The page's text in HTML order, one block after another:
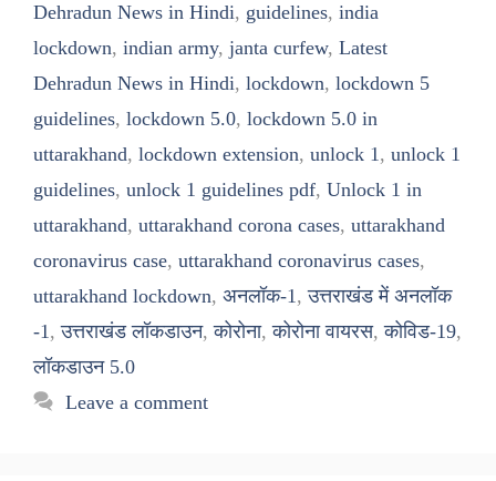
Dehradun News in Hindi, guidelines, india
lockdown, indian army, janta curfew, Latest
Dehradun News in Hindi, lockdown, lockdown 5
guidelines, lockdown 5.0, lockdown 5.0 in
uttarakhand, lockdown extension, unlock 1, unlock 1
guidelines, unlock 1 guidelines pdf, Unlock 1 in
uttarakhand, uttarakhand corona cases, uttarakhand
coronavirus case, uttarakhand coronavirus cases,
uttarakhand lockdown, अनलॉक-1,उत्तराखंड में अनलॉक
-1,उत्तराखंड लॉकडाउन,कोरोना,कोरोना वायरस,कोविड-19,
लॉकडाउन 5.0
Leave a comment